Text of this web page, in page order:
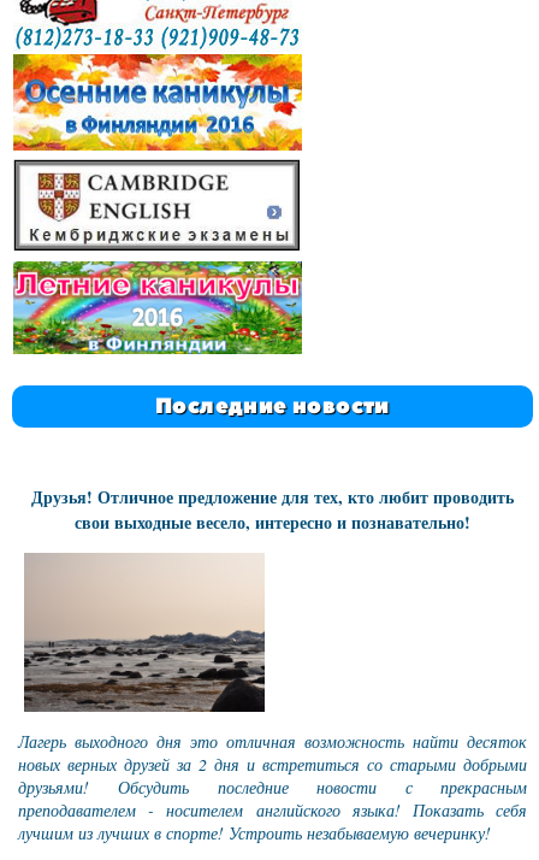
Последние новости
Друзья! Отличное предложение для тех, кто любит проводить
свои выходные весело, интересно и познавательно!
Лагерь выходного дня это отличная возможность найти десяток
новых верных друзей за 2 дня и встретиться со старыми добрыми
друзьями!Обсудить последние новости с прекрасным
преподавателем - носителем английского языка! Показать себя
лучшим из лучших в спорте! Устроить незабываемую вечеринку!